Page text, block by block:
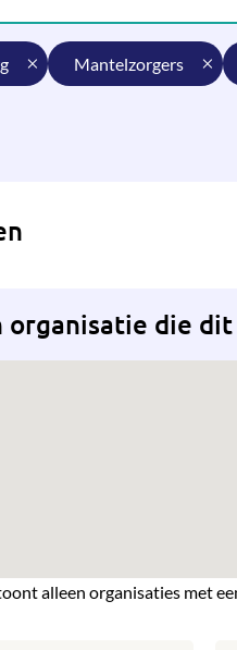
mantelzorgers
organisatie die
alleen organisaties met